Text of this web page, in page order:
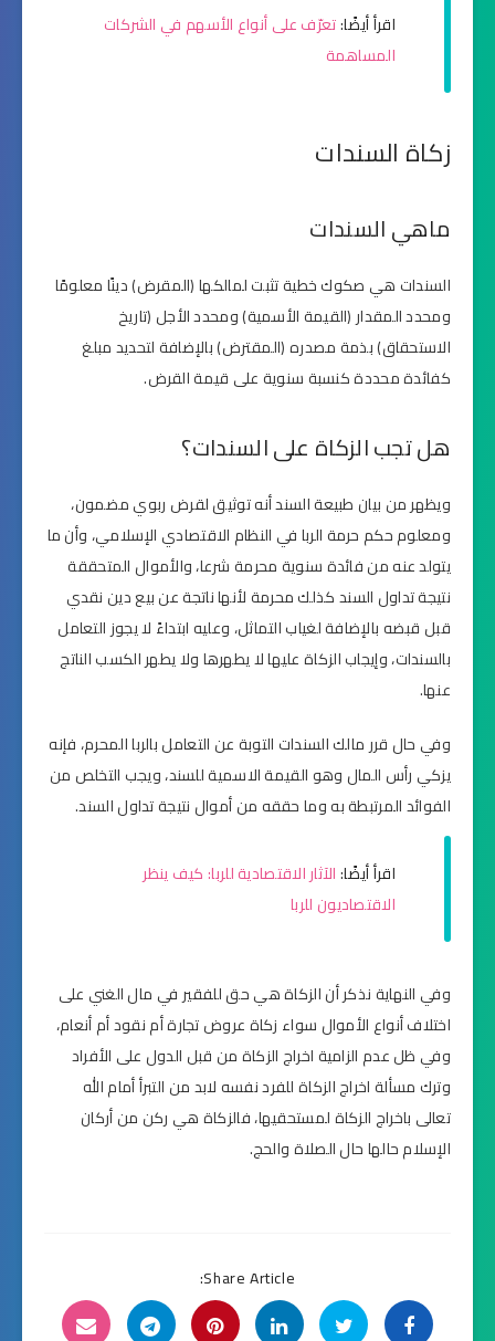
اقرأ أيضًا:تعرّف على أنواع الأسهم في الشركات
المساهمة
زكاة السندات
ماهي السندات
السندات هي صكوك خطية تثبت لمالكها (المقرض) دينًا معلومًا
ومحدد المقدار (القيمة الأسمية) ومحدد الأجل (تاريخ
الاستحقاق) بذمة مصدره (المقترض) بالإضافة لتحديد مبلغ
كفائدة محددة كنسبة سنوية على قيمة القرض.
هل تجب الزكاة على السندات؟
ويظهر من بيان طبيعة السند أنه توثيق لقرض ربوي مضمون،
ومعلوم حكم حرمة الربا في النظام الاقتصادي الإسلامي، وأن ما
يتولد عنه من فائدة سنوية محرمة شرعا، والأموال المتحققة
نتيجة تداول السند كذلك محرمة لأنها ناتجة عن بيع دين نقدي
قبل قبضه بالإضافة لغياب التماثل، وعليه ابتداءً لا يجوز التعامل
بالسندات، وإيجاب الزكاة عليها لا يطهرها ولا يطهر الكسب الناتج
عنها.
وفي حال قرر مالك السندات التوبة عن التعامل بالربا المحرم، فإنه
يزكي رأس المال وهو القيمة الاسمية للسند، ويجب التخلص من
الفوائد المرتبطة به وما حققه من أموال نتيجة تداول السند.
اقرأ أيضًا:الآثار الاقتصادية للربا: كيف ينظر
الاقتصاديون للربا
وفي النهاية نذكر أن الزكاة هي حق للفقير في مال الغني على
اختلاف أنواع الأموال سواء زكاة عروض تجارة أم نقود أم أنعام،
وفي ظل عدم الزامية اخراج الزكاة من قبل الدول على الأفراد
وترك مسألة اخراج الزكاة للفرد نفسه لابد من التبرأ أمام الله
تعالى باخراج الزكاة لمستحقيها، فالزكاة هي ركن من أركان
الإسلام حالها حال الصلاة والحج.
Share Article: